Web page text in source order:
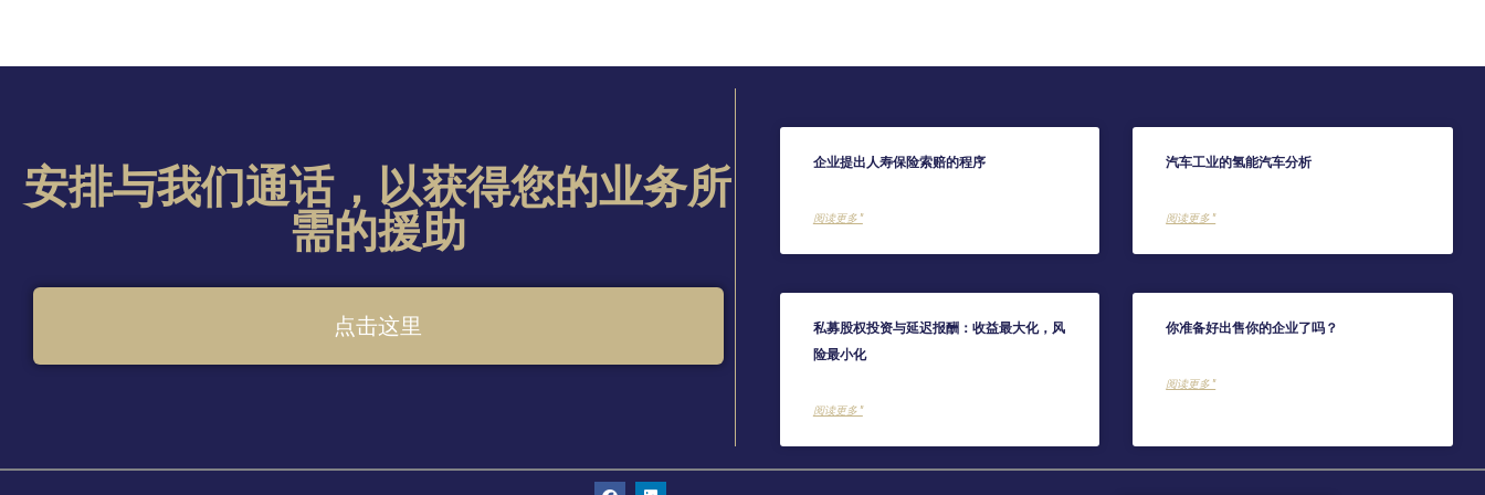
安排与我们通话，以获得您的业务所
需的援助
点击这里
企业提出人寿保险索赔的程序
阅读更多 "
汽车工业的氢能汽车分析
阅读更多 "
私募股权投资与延迟报酬：收益最大化，风
险最小化
阅读更多 "
你准备好出售你的企业了吗？
阅读更多 "
脸
链